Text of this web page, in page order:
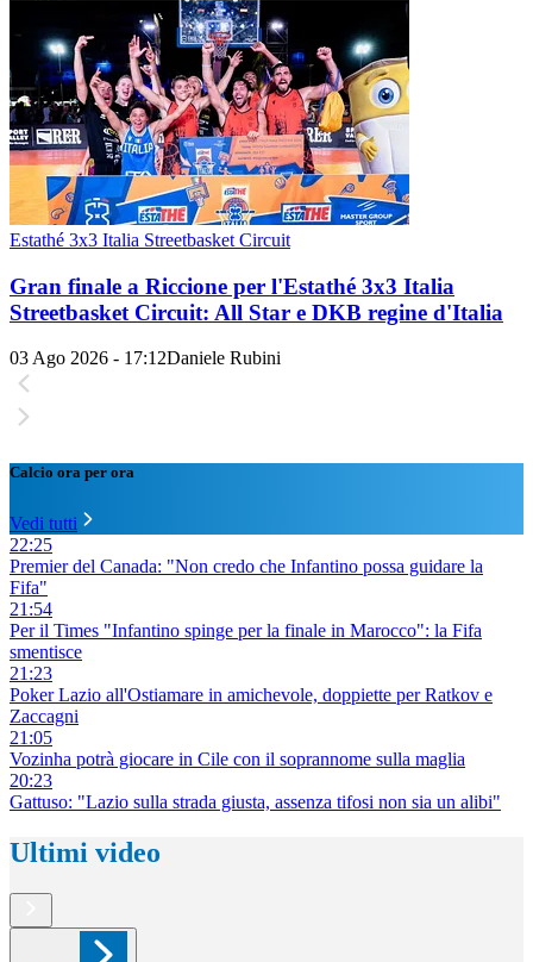
Estathé 3x3 Italia Streetbasket Circuit
Gran finale a Riccione per l'Estathé 3x3 Italia
Streetbasket Circuit: All Star e DKB regine d'Italia
03 Ago 2026 - 17:12Daniele Rubini
Calcio ora per ora
Vedi tutti
22:25
Premier del Canada: "Non credo che Infantino possa guidare la
Fifa"
21:54
Per il Times "Infantino spinge per la finale in Marocco": la Fifa
smentisce
21:23
Poker Lazio all'Ostiamare in amichevole, doppiette per Ratkov e
Zaccagni
21:05
Vozinha potrà giocare in Cile con il soprannome sulla maglia
20:23
Gattuso: "Lazio sulla strada giusta, assenza tifosi non sia un alibi"
Ultimi video